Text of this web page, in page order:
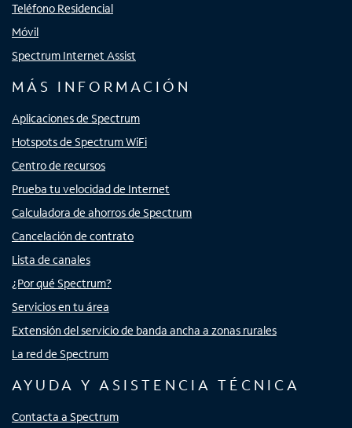
Teléfono Residencial
Móvil
Spectrum Internet Assist
MÁS INFORMACIÓN
Aplicaciones de Spectrum
Hotspots de Spectrum WiFi
Centro de recursos
Prueba tu velocidad de Internet
Calculadora de ahorros de Spectrum
Cancelación de contrato
Lista de canales
¿Por qué Spectrum?
Servicios en tu área
Extensión del servicio de banda ancha a zonas rurales
La red de Spectrum
AYUDA Y ASISTENCIA TÉCNICA
Contacta a Spectrum